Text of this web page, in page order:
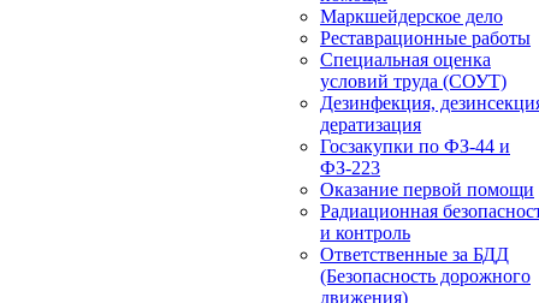
Маркшейдерское дело
Реставрационные работы
Специальная оценка
условий труда (СОУТ)
Дезинфекция,
дератизация
Госзакупки по ФЗ-44 и
ФЗ-223
Оказание первой помощи
Радиационная
и контроль
Ответственные за БДД
(Безопасность дорожного
движения)